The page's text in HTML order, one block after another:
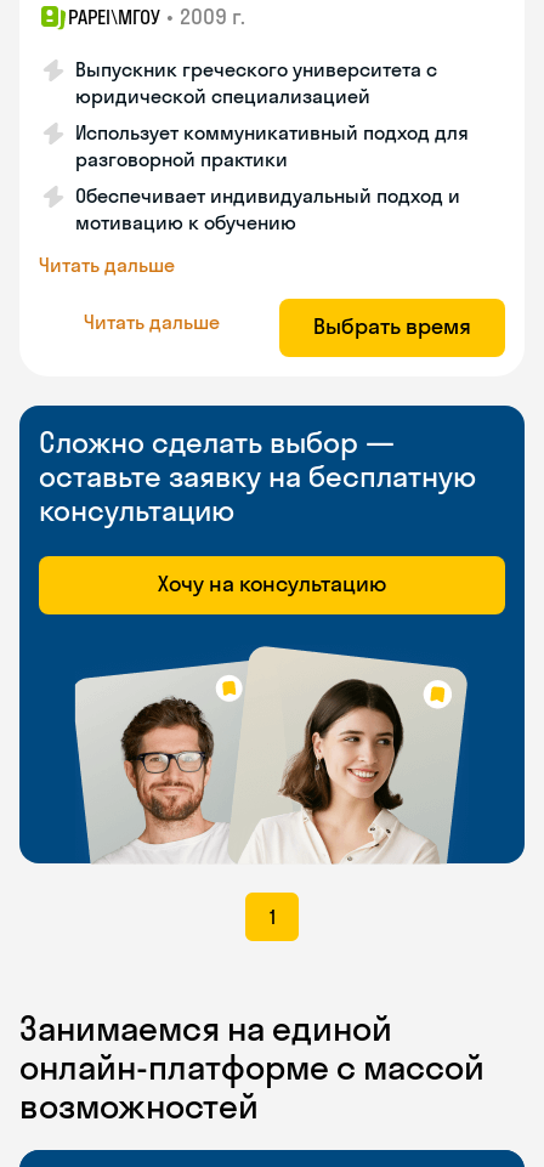
PAPEI\MГОУ • 2009 г.
Выпускник греческого университета с
юридической специализацией
Использует коммуникативный подход для
разговорной практики
Обеспечивает индивидуальный подход и
мотивацию к обучению
Читать дальше
Читать дальше Выбрать время
Сложно сделать выбор —
оставьте заявку на бесплатную
консультацию
Хочу на консультацию
1
Занимаемся на единой
онлайн-платформе с массой
возможностей